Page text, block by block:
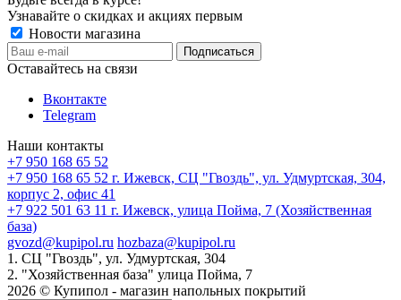
Узнавайте о скидках и акциях первым
Новости магазина
Оставайтесь на связи
Вконтакте
Telegram
Наши контакты
+7 950 168 65 52
+7 950 168 65 52 г. Ижевск, СЦ "Гвоздь", ул. Удмуртская, 304,
корпус 2, офис 41
+7 922 501 63 11 г. Ижевск, улица Пойма, 7 (Хозяйственная
база)
gvozd@kupipol.ru hozbaza@kupipol.ru
1. СЦ "Гвоздь", ул. Удмуртская, 304
2. "Хозяйственная база" улица Пойма, 7
2026 © Купипол - магазин напольных покрытий